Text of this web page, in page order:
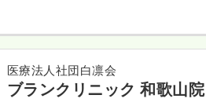
医療法人社団白凛会
ブランクリニック 和歌山院